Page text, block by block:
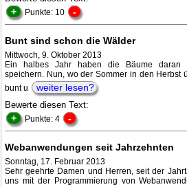
+ Punkte: 10 -
Bunt sind schon die Wälder
Mittwoch, 9. Oktober 2013
Ein halbes Jahr haben die Bäume daran
speichern. Nun, wo der Sommer in den Herbst
bunt u
weiter lesen?
Bewerte diesen Text:
+ Punkte: 4 -
Webanwendungen seit Jahrzehnten
Sonntag, 17. Februar 2013
Sehr geehrte Damen und Herren, seit der
uns mit der Programmierung von